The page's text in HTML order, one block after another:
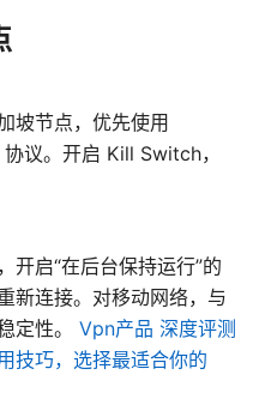
坡节点，优先使用
议。开启 Kill Switch，
开启“在后台保持运行”的
新连接。对移动网络，与
定性。 Vpn产品 深度评测
技巧，选择最适合你的